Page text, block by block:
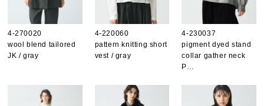
4-270020
wool blend tailored
JK / gray
4-220060
pattern knitting short
vest / gray
4-230037
pigment dyed stand
collar gather neck
P…